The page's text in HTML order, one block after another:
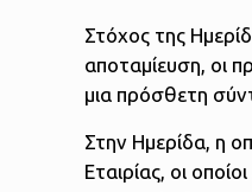
Στόχος της
αποταμίευση, οι
μια πρόσθετη
Στην Ημερίδα, η
Εταιρίας, οι